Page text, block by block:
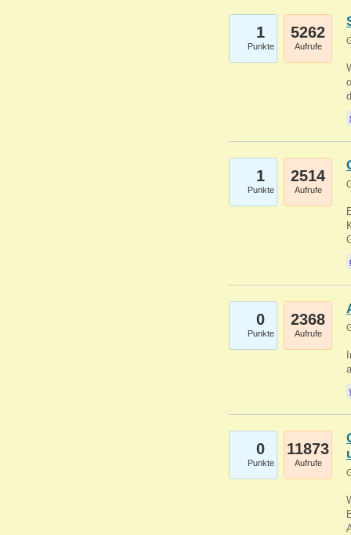
1
Punkte
5262
Aufrufe
1
Punkte
2514
Aufrufe
0
Punkte
2368
Aufrufe
0
Punkte
11873
Aufrufe